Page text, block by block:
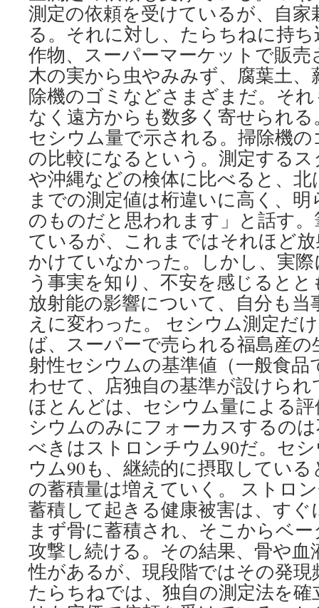
測定の依頼を受けているが、自
る。それに対し、たらちねに持
作物、スーパーマーケットで販売
木の実から虫やみみず、腐葉土
除機のゴミなどさまざまだ。そ
なく遠方からも数多く寄せられ
セシウム量で示される。掃除機
の比較になるという。測定する
や沖縄などの検体に比べると、
までの測定値は桁違いに高く、
のものだと思われます」と話す
ているが、これまではそれほど
かけていなかった。しかし、実
う事実を知り、不安を感じると
放射能の影響について、自分も
えに変わった。 セシウム測定だ
ば、スーパーで売られる福島産
射性セシウムの基準値（一般食品
わせて、店独自の基準が設けら
ほとんどは、セシウム量による
シウムのみにフォーカスするの
べきはストロンチウム90だ。セ
ウム90も、継続的に摂取してい
の蓄積量は増えていく。 ストロ
蓄積して起きる健康被害は、す
まず骨に蓄積され、そこからベ
攻撃し続ける。その結果、骨や
性があるが、現段階ではその発
たらちねでは、独自の測定法を